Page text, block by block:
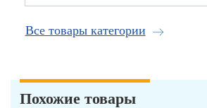
Все товары категории
Похожие товары